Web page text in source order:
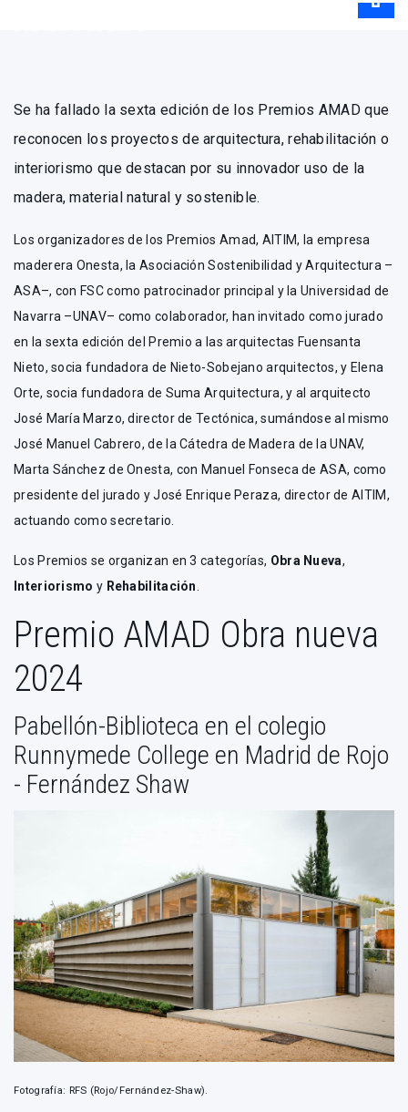
Se ha fallado la sexta edición de los Premios AMAD que
reconocen los proyectos de arquitectura, rehabilitación o
interiorismo que destacan por su innovador uso de la
madera, material natural y sostenible.
Los organizadores de los Premios Amad, AITIM, la empresa
maderera Onesta, la Asociación Sostenibilidad y Arquitectura –
ASA–, con FSC como patrocinador principal y la Universidad de
Navarra –UNAV– como colaborador, han invitado como jurado
en la sexta edición del Premio a las arquitectas Fuensanta
Nieto, socia fundadora de Nieto-Sobejano arquitectos, y Elena
Orte, socia fundadora de Suma Arquitectura, y al arquitecto
José María Marzo, director de Tectónica, sumándose al mismo
José Manuel Cabrero, de la Cátedra de Madera de la UNAV,
Marta Sánchez de Onesta, con Manuel Fonseca de ASA, como
presidente del jurado y José Enrique Peraza, director de AITIM,
actuando como secretario.
Los Premios se organizan en 3 categorías, Obra Nueva,
Interiorismo y Rehabilitación
Premio AMAD Obra nueva
2024
Pabellón-Biblioteca en el colegio
Runnymede College en Madrid de Rojo
- Fernández Shaw
Fotografía: RFS (Rojo/Fernández-Shaw).